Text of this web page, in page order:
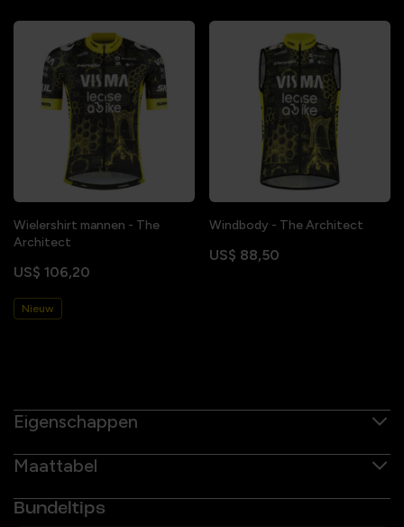
Wielershirt mannen - The
Architect
US$ 106,20
Nieuw
Windbody - The Architect
US$ 88,50
Eigenschappen
Maattabel
Bundeltips